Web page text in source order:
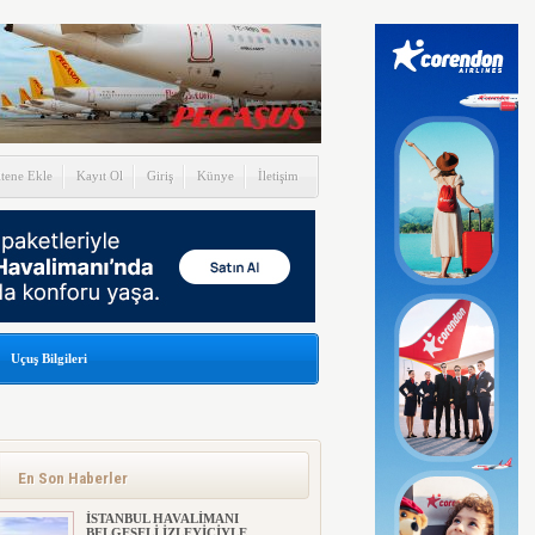
Ekle Kayıt Ol Giriş Künye İletişim
Uçuş Bilgileri
En Son Haberler
İSTANBUL HAVALİMANI